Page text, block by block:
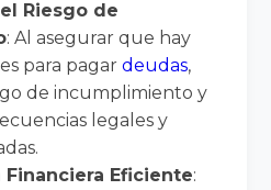
Riesgo de
: Al asegurar que hay
para pagardeudas,
de incumplimiento y
legales y
Eficiente: